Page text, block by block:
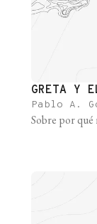
GRETA Y
Pablo A.
Sobre por qué